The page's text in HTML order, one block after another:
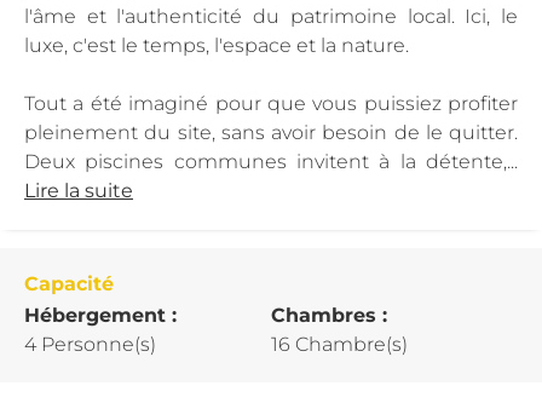
l'âme et l'authenticité du patrimoine local. Ici, le
luxe, c'est le temps, l'espace et la nature.
Tout a été imaginé pour que vous puissiez profiter
pleinement du site, sans avoir besoin de le quitter.
Deux piscines communes invitent à la détente,...
Lire la suite
Capacité
Hébergement :
4 Personne(s)
Chambres :
16 Chambre(s)